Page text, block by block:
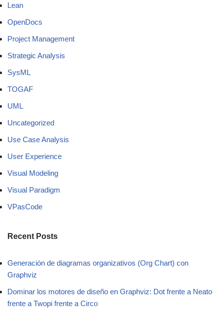
Lean
OpenDocs
Project Management
Strategic Analysis
SysML
TOGAF
UML
Uncategorized
Use Case Analysis
User Experience
Visual Modeling
Visual Paradigm
VPasCode
Recent Posts
Generación de diagramas organizativos (Org Chart) con
Graphviz
Dominar los motores de diseño en Graphviz: Dot frente a Neato
frente a Twopi frente a Circo